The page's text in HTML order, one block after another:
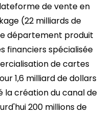
de vente en
(22 milliards de
département produit
financiers spécialisée
de cartes
1,6 milliard de dollars
la création du canal de
200 millions de